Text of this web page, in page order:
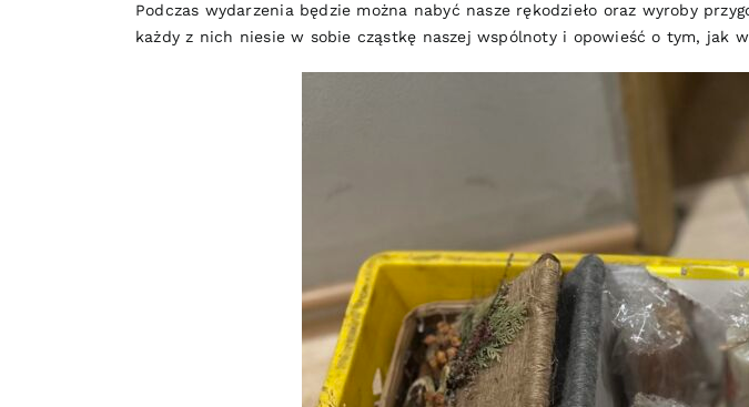
Podczas wydarzenia będzie można nabyć nasze rękodzieło oraz wyroby
każdy z nich niesie w sobie cząstkę naszej wspólnoty i opowieść o tym, jak